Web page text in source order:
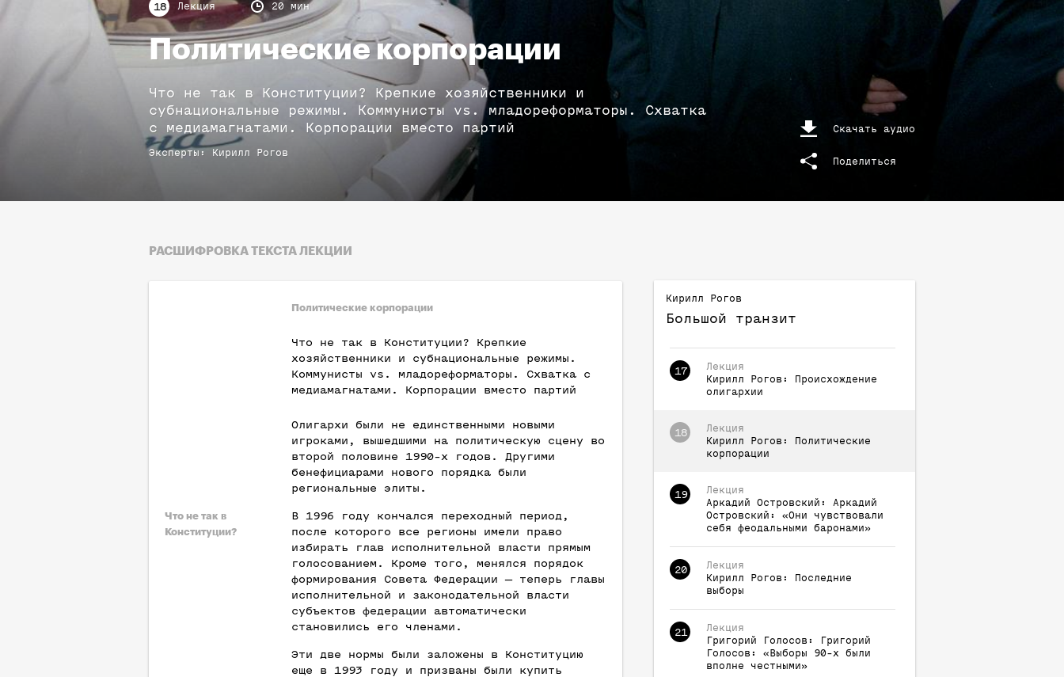
18 Лекция 20 мин
Политические корпорации
Что не так в Конституции? Крепкие хозяйственники и
субнациональные режимы. Коммунисты vs. младореформаторы. Схватка
с медиамагнатами. Корпорации вместо партий
Эксперты : Кирилл Рогов
Скачать аудио
Поделиться
РАСШИФРОВКА ТЕКСТА ЛЕКЦИИ
Политические корпорации
Что не так в Конституции? Крепкие
хозяйственники и субнациональные режимы.
Коммунисты vs. младореформаторы. Схватка с
медиамагнатами. Корпорации вместо партий
Олигархи были не единственными новыми
игроками, вышедшими на политическую сцену во
второй половине 1990-х годов. Другими
бенефициарами нового порядка были
региональные элиты.
Что не так в
Конституции?
В 1996 году кончался переходный период,
после которого все регионы имели право
избирать глав исполнительной власти прямым
голосованием. Кроме того, менялся порядок
формирования Совета Федерации — теперь главы
исполнительной и законодательной власти
субъектов федерации автоматически
становились его членами.
Эти две нормы были заложены в Конституцию
еще в 1993 году и призваны были купить
Кирилл Рогов
Большой транзит
17
Лекция
Кирилл
Рогов :
Происхождение
олигархии
18
Лекция
Кирилл
Рогов :
Политические
корпорации
19
Лекция
Аркадий
Островский :
Аркадий
Островский: «Они чувствовали
себя феодальными баронами»
20
Лекция
Кирилл
Рогов :
Последние
выборы
21
Лекция
Григорий
Голосов :
Григорий
Голосов: «Выборы 90-х были
вполне честными»